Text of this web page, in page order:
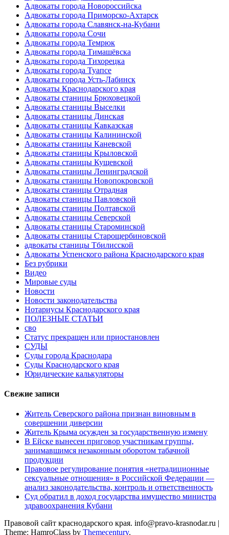
Адвокаты города Новороссийска
Адвокаты города Приморско-Ахтарск
Адвокаты города Славянск-на-Кубани
Адвокаты города Сочи
Адвокаты города Темрюк
Адвокаты города Тимашёвска
Адвокаты города Тихорецка
Адвокаты города Туапсе
Адвокаты города Усть-Лабинск
Адвокаты Краснодарского края
Адвокаты станицы Брюховецкой
Адвокаты станицы Выселки
Адвокаты станицы Динская
Адвокаты станицы Кавказская
Адвокаты станицы Калининской
Адвокаты станицы Каневской
Адвокаты станицы Крыловской
Адвокаты станицы Кущевской
Адвокаты станицы Ленинградской
Адвокаты станицы Новопокровской
Адвокаты станицы Отрадная
Адвокаты станицы Павловской
Адвокаты станицы Полтавской
Адвокаты станицы Северской
Адвокаты станицы Староминской
Адвокаты станицы Старощербиновской
адвокаты станицы Тбилисской
Адвокаты Успенского района Краснодарского края
Без рубрики
Видео
Мировые суды
Новости
Новости законодательства
Нотариусы Краснодарского края
ПОЛЕЗНЫЕ СТАТЬИ
сво
Статус прекращен или приостановлен
СУДЫ
Суды города Краснодара
Суды Краснодарского края
Юридические калькуляторы
Свежие записи
Житель Северского района признан виновным в
совершении диверсии
Житель Крыма осужден за государственную измену
В Ейске вынесен приговор участникам группы,
занимавшимся незаконным оборотом табачной
продукции
Правовое регулирование понятия «нетрадиционные
сексуальные отношения» в Российской Федерации —
анализ законодательства, контроль и ответственность
Суд обратил в доход государства имущество министра
здравоохранения Кубани
Правовой сайт краснодарского края. info@pravo-krasnodar.ru |
Theme: HamroClass by Themecentury.